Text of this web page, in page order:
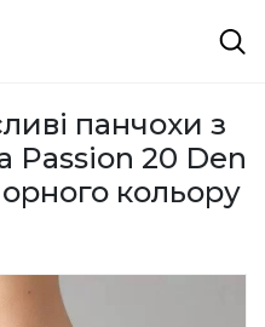
панчохи з
20 Den
кольору